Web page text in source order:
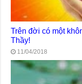
Trên đời có một
Thầy!
11/04/2018